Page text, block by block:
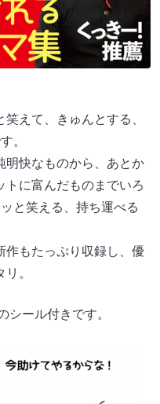
えて、きゅんとする、
。
明快なものから、あとか
トに富んだものまでいろ
と笑える、持ち運べる
作もたっぷり収録し、優
。
シール付きです。